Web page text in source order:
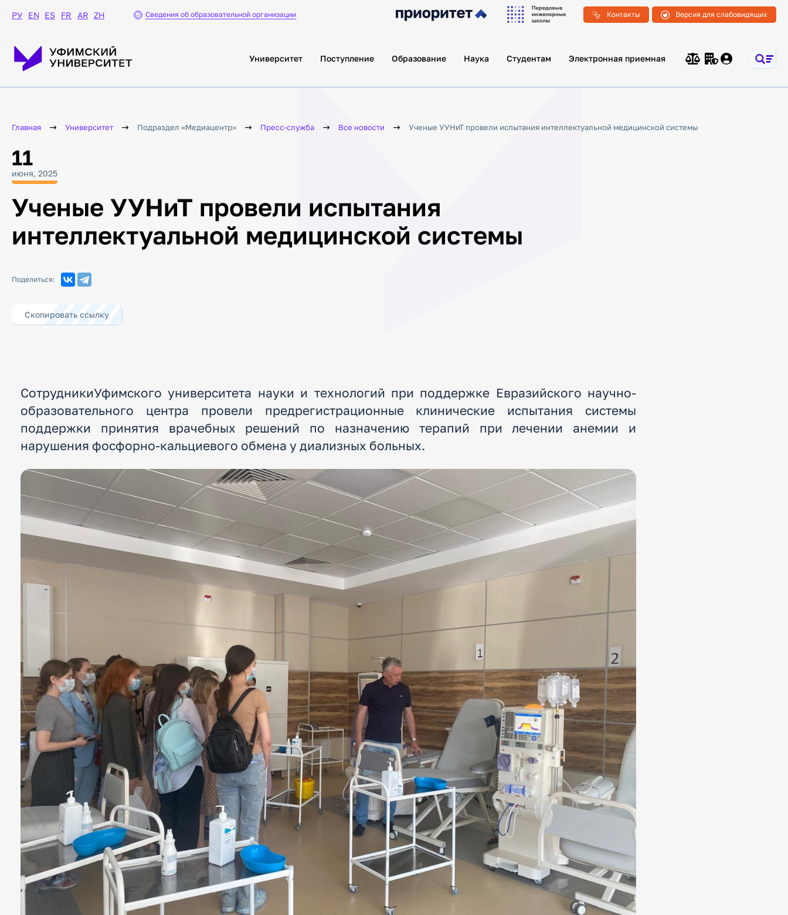
РУ EN ES FR AR ZH Сведения об образовательной организации Контакты Версия для слабовидящих
Университет Поступление Образование Наука Студентам Электронная приемная
Главная Университет Подраздел «Медиацентр» Пресс-служба Все новости Ученые УУНиТ провели испытания интеллектуальной медицинской системы
11
июня, 2025
Ученые УУНиТ провели испытания
интеллектуальной медицинской системы
Поделиться:
Скопировать ссылку
СотрудникиУфимского университета науки и технологий при поддержке Евразийского научно-
образовательного центра провели предрегистрационные клинические испытания системы
поддержки принятия врачебных решений по назначению терапий при лечении анемии и
нарушения фосфорно-кальциевого обмена у диализных больных.